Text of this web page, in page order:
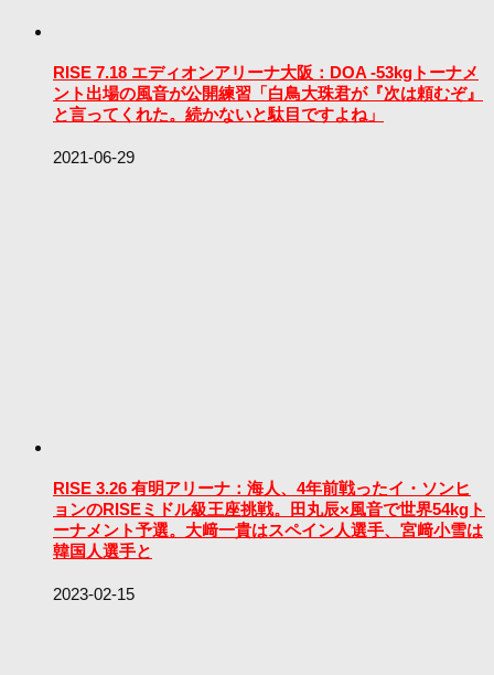
RISE 7.18 エディオンアリーナ大阪：DOA -53kgトーナメ
ント出場の風音が公開練習「白鳥大珠君が『次は頼むぞ』
と言ってくれた。続かないと駄目ですよね」
2021-06-29
RISE 3.26 有明アリーナ：海人、4年前戦ったイ・ソンヒ
ョンのRISEミドル級王座挑戦。田丸辰×風音で世界54kgト
ーナメント予選。大﨑一貴はスペイン人選手、宮﨑小雪は
韓国人選手と
2023-02-15